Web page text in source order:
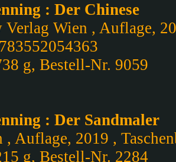
: Der Chinese
Verlag Wien , Auflage,
g, Bestell-Nr. 9059
: Der Sandmaler
, Auflage, 2019 ,
g, Bestell-Nr. 2284